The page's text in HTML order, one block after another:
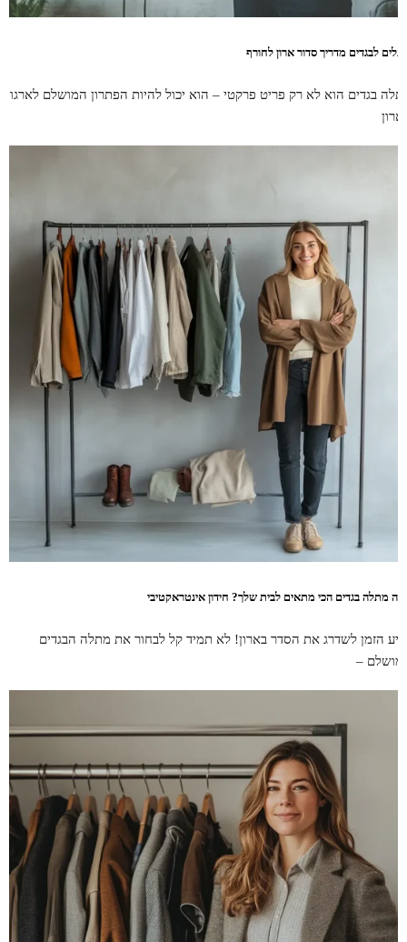
לבגדים מדריך סדור ארון לחורף
בגדים הוא לא רק פריט פרקטי – הוא יכול להיות הפתרון המושלם לארגון
מתלה בגדים הכי מתאים לבית שלך? חידון אינטראקטיבי
הזמן לשדרג את הסדר בארון! לא תמיד קל לבחור את מתלה הבגדים
–